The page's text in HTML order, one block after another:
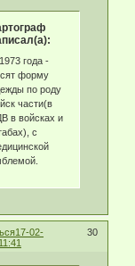
года -
форму
по роду
части(в
в войсках и
с
30
17-02-